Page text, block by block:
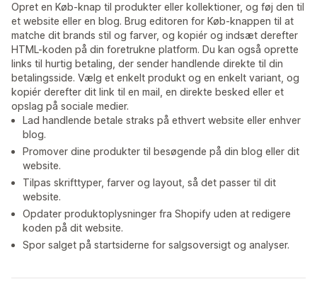
Opret en Køb-knap til produkter eller kollektioner, og føj den til
et website eller en blog. Brug editoren for Køb-knappen til at
matche dit brands stil og farver, og kopiér og indsæt derefter
HTML-koden på din foretrukne platform. Du kan også oprette
links til hurtig betaling, der sender handlende direkte til din
betalingsside. Vælg et enkelt produkt og en enkelt variant, og
kopiér derefter dit link til en mail, en direkte besked eller et
opslag på sociale medier.
Lad handlende betale straks på ethvert website eller enhver
blog.
Promover dine produkter til besøgende på din blog eller dit
website.
Tilpas skrifttyper, farver og layout, så det passer til dit
website.
Opdater produktoplysninger fra Shopify uden at redigere
koden på dit website.
Spor salget på startsiderne for salgsoversigt og analyser.